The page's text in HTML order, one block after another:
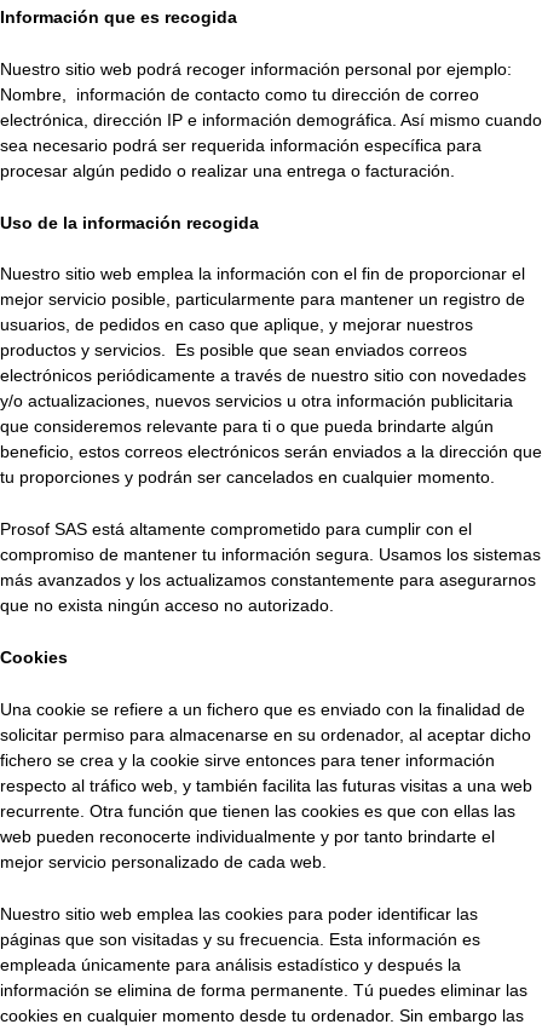
Información que es recogida
Nuestro sitio web podrá recoger información personal por ejemplo:
Nombre, información de contacto como tu dirección de correo
electrónica, dirección IP e información demográfica. Así mismo cuando
sea necesario podrá ser requerida información específica para
procesar algún pedido o realizar una entrega o facturación.
Uso de la información recogida
Nuestro sitio web emplea la información con el fin de proporcionar el
mejor servicio posible, particularmente para mantener un registro de
usuarios, de pedidos en caso que aplique, y mejorar nuestros
productos y servicios. Es posible que sean enviados correos
electrónicos periódicamente a través de nuestro sitio con novedades
y/o actualizaciones, nuevos servicios u otra información publicitaria
que consideremos relevante para ti o que pueda brindarte algún
beneficio, estos correos electrónicos serán enviados a la dirección que
tu proporciones y podrán ser cancelados en cualquier momento.
Prosof SAS está altamente comprometido para cumplir con el
compromiso de mantener tu información segura. Usamos los sistemas
más avanzados y los actualizamos constantemente para asegurarnos
que no exista ningún acceso no autorizado.
Cookies
Una cookie se refiere a un fichero que es enviado con la finalidad de
solicitar permiso para almacenarse en su ordenador, al aceptar dicho
fichero se crea y la cookie sirve entonces para tener información
respecto al tráfico web, y también facilita las futuras visitas a una web
recurrente. Otra función que tienen las cookies es que con ellas las
web pueden reconocerte individualmente y por tanto brindarte el
mejor servicio personalizado de cada web.
Nuestro sitio web emplea las cookies para poder identificar las
páginas que son visitadas y su frecuencia. Esta información es
empleada únicamente para análisis estadístico y después la
información se elimina de forma permanente. Tú puedes eliminar las
cookies en cualquier momento desde tu ordenador. Sin embargo las